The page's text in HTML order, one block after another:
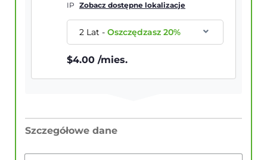
IP
Zobacz dostępne lokalizacje
2 Lat-Oszczędzasz20%
$4.00 /mies.
Szczegółowe dane